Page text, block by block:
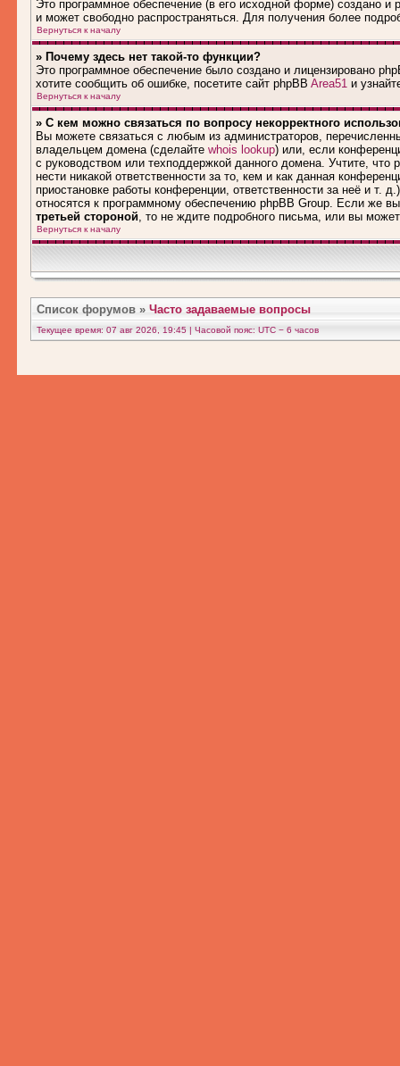
Это программное обеспечение (в его исходной форме) создано и
и может свободно распространяться. Для получения более
Вернуться к началу
» Почему здесь нет такой-то функции?
Это программное обеспечение было создано и лицензировано
хотите сообщить об ошибке, посетите сайт phpBB Area51 и
Вернуться к началу
» С кем можно связаться по вопросу некорректного
Вы можете связаться с любым из администраторов,
владельцем домена (сделайте whois lookup) или, если
с руководством или техподдержкой данного домена. Учтите, что
нести никакой ответственности за то, кем и как данная
приостановке работы конференции, ответственности за неё и т.
относятся к программному обеспечению phpBB Group. Если же
третьей стороной, то не ждите подробного письма, или вы
Вернуться к началу
Список форумов » Часто задаваемые вопросы
Текущее время: 07 авг 2026, 19:45 | Часовой пояс: UTC − 6 часов